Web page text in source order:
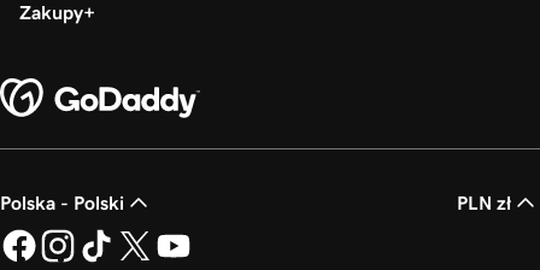
Zakupy
Polska - Polski PLN zł